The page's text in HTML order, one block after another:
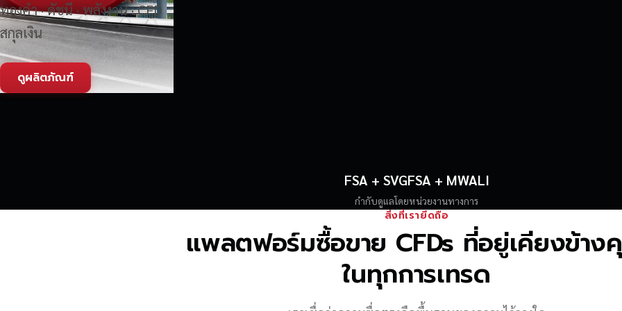
ทองคำ · ดัชนี · พลังงาน · CFD
สกุลเงิน
ดูผลิตภัณฑ์
FSA + SVGFSA + MWALI
กำกับดูแลโดยหน่วยงานทางการ
สิ่งที่เรายึดถือ
แพลตฟอร์มซื้อขาย CFDs ที่อยู่เคียงข้า
ในทุกการเทรด